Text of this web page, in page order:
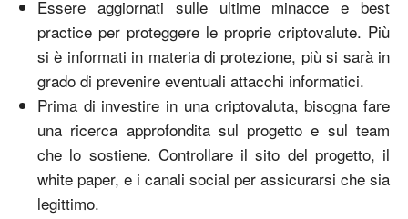
Essere aggiornati sulle ultime minacce e best
practice per proteggere le proprie criptovalute. Più
si è informati in materia di protezione, più si sarà in
grado di prevenire eventuali attacchi informatici.
Prima di investire in una criptovaluta, bisogna fare
una ricerca approfondita sul progetto e sul team
che lo sostiene. Controllare il sito del progetto, il
white paper, e i canali social per assicurarsi che sia
legittimo.